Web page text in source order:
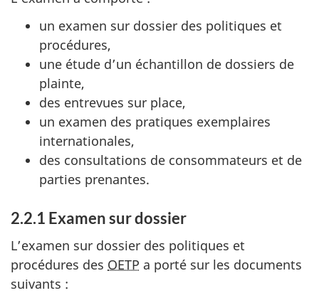
un examen sur dossier des politiques et
procédures,
une étude d’un échantillon de dossiers de
plainte,
des entrevues sur place,
un examen des pratiques exemplaires
internationales,
des consultations de consommateurs et de
parties prenantes.
2.2.1 Examen sur dossier
L’examen sur dossier des politiques et
procédures des OETP a porté sur les documents
suivants :